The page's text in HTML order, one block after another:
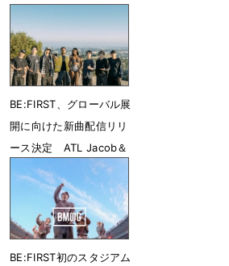
BE:FIRST、グローバル展
開に向けた新曲配信リリ
ース決定 ATL Jacob＆
Flo Milliとコラボ
7月28日 08時00分
BE:FIRST初のスタジアム